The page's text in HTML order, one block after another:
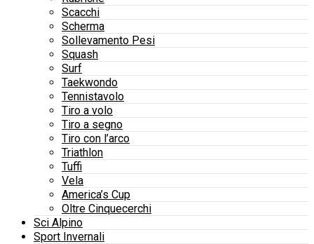
Scacchi
Scherma
Sollevamento Pesi
Squash
Surf
Taekwondo
Tennistavolo
Tiro a volo
Tiro a segno
Tiro con l’arco
Triathlon
Tuffi
Vela
America’s Cup
Oltre Cinquecerchi
Sci Alpino
Sport Invernali